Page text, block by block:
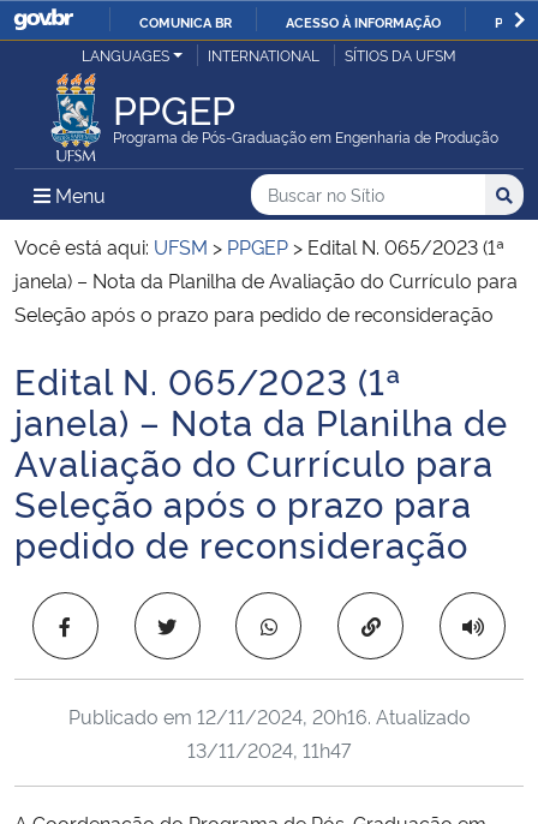
IR
COMUNICA BR ACESSO À INFORMAÇÃO
Ministério da Justiça e Segurança Pública
Ministério da Defesa
Ministério das Relações Exteriores
Ministério da Economia
Ministério da Infraestrutura
Ministério da Agricultura, Pecuária e Abastecimento
Ministério da Educação
Ministério da Cidadania
Ministério da Saúde
Ministério de Minas e Energia
Ministério da Ciência, Tecnologia, Inovações e Comunicações
Ministério do Meio Ambiente
LANGUAGES INTERNATIONAL SÍTIOS DA UFSM
PPGEP
Programa de Pós-Graduação em Engenharia de Produção
Menu Menu Principal do Sítio
Busca
Buscar no no Sítio
Busca:
Você está aqui: UFSM > PPGEP > Edital N. 065/2023 (1ª
janela) – Nota da Planilha de Avaliação do Currículo para
Seleção após o prazo para pedido de reconsideração
Início do conteúdo
Edital N. 065/2023 (1ª
janela) – Nota da Planilha de
Avaliação do Currículo para
Seleção após o prazo para
pedido de reconsideração
Copiar para área
Publicado em 12/11/2024, 20h16. Atualizado
13/11/2024, 11h47